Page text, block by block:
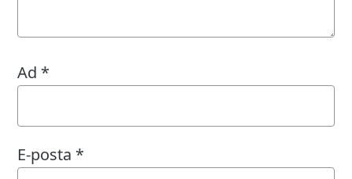
Ad *
E-posta *